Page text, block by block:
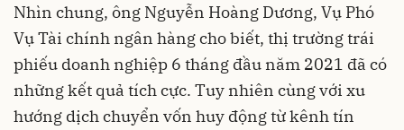
Nhìn chung, ông Nguyễn Hoàng Dương, Vụ Phó
Vụ Tài chính ngân hàng cho biết, thị trường trái
phiếu doanh nghiệp 6 tháng đầu năm 2021 đã có
những kết quả tích cực. Tuy nhiên cùng với xu
hướng dịch chuyển vốn huy động từ kênh tín